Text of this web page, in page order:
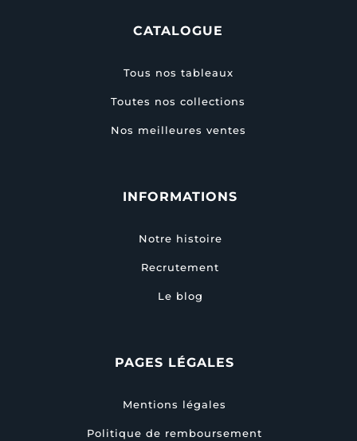
CATALOGUE
Tous nos tableaux
Toutes nos collections
Nos meilleures ventes
INFORMATIONS
Notre histoire
Recrutement
Le blog
PAGES LÉGALES
Mentions légales
Politique de remboursement